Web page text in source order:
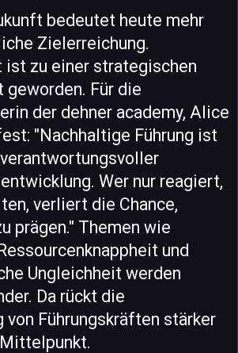
bedeutet heute mehr
Zielerreichung.
ist zu einer strategischen
Für die
der dehner academy, Alice
"Nachhaltige Führung ist
Wer nur reagiert,
verliert die Chance,
prägen." Themen wie
und
Ungleichheit werden
Da rückt die
von Führungskräften stärker